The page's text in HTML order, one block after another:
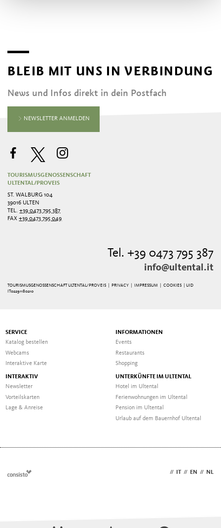
BLEIB MIT UNS IN VERBINDUNG
News und Infos direkt in dein Postfach
NEWSLETTER ANMELDEN
TOURISMUSGENOSSENSCHAFT
ULTENTAL/PROVEIS
ST. WALBURG 104
39016 ULTEN
TEL.+39 0473 795 387
FAX+39 0473 795 049
Tel. +39 0473 795 387
info@ultental.it
TOURISMUSGENOSSENSCHAFT ULTENTAL/PROVEIS | PRIVACY IMPRESSUM |COOKIES
| UID
IT02291180210
SERVICE
Katalog bestellen
Webcams
Interaktive Karte
INFORMATIONEN
Events
Restaurants
Shopping
INTERAKTIV
Newsletter
Vorteilskarten
Lage & Anreise
UNTERKÜNFTE IM ULTENTAL
Hotel im Ultental
Ferienwohnungen im Ultental
Pension im Ultental
Urlaub auf dem Bauernhof Ultental
// IT // EN // NL